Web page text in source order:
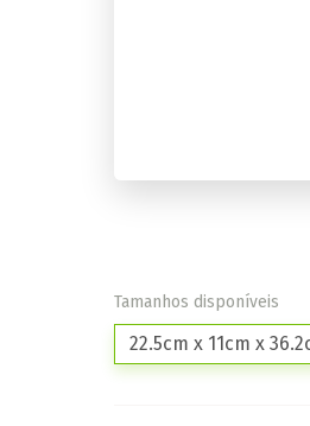
Tamanhos disponíveis
22.5cm x 11cm x